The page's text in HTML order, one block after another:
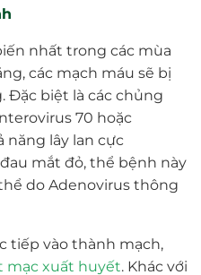
nhất trong các mùa
các mạch máu sẽ bị
Đặc biệt là các chủng
70 hoặc
năng lây lan cực
mắt đỏ, thể bệnh này
do Adenovirus thông
tiếp vào thành mạch,
mạc xuất huyết. Khác với